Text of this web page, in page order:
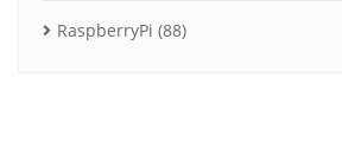
RaspberryPi (88)